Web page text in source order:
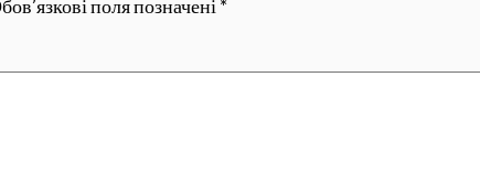
поля позначені*